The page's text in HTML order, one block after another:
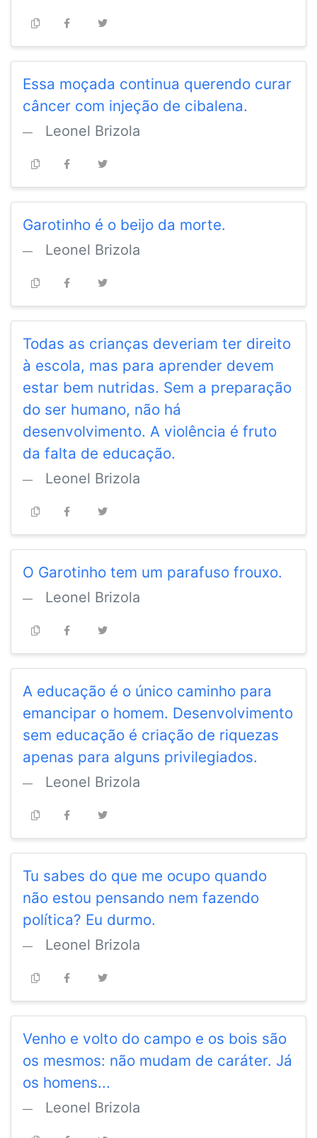
Essa moçada continua querendo curar
câncer com injeção de cibalena.
Leonel Brizola
Garotinho é o beijo da morte.
Leonel Brizola
Todas as crianças deveriam ter direito
à escola, mas para aprender devem
estar bem nutridas. Sem a preparação
do ser humano, não há
desenvolvimento. A violência é fruto
da falta de educação.
Leonel Brizola
O Garotinho tem um parafuso frouxo.
Leonel Brizola
A educação é o único caminho para
emancipar o homem. Desenvolvimento
sem educação é criação de riquezas
apenas para alguns privilegiados.
Leonel Brizola
Tu sabes do que me ocupo quando
não estou pensando nem fazendo
política? Eu durmo.
Leonel Brizola
Venho e volto do campo e os bois são
os mesmos: não mudam de caráter. Já
os homens...
Leonel Brizola